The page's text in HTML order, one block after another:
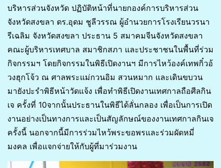
บริหารส่วนจังหวัด ปฏิบัติหน้าที่นายกองค์การบริหารส่วน
จังหวัดสงขลา ดร.อุดม ชูลีวรรณ ผู้อำนวยการโรงเรียนวรนา
รีเฉลิม จังหวัดสงขลา ประธาน 5 สมาคมจีนจังหวัดสงขลา
คณะผู้บริหารเทศบาล สมาชิกสภา และประชาชนในพื้นที่ร่วม
กิจกรรมฯ โดยกิจกรรมในพิธีเปิดงานฯ มีการไหว้องค์เทพกิ๋วอ้
วงฮุกโจ้ว ณ ศาลพระแม่กวนอิม สวนหมาก และเดินขบวน
มายังปะรำพิธีหน้าวัดแจ้ง เพื่อทำพิธีเปิดงานเทศกาลถือศีลกิน
เจ ครั้งที่ 10จากนั้นประธานในพิธีได้ลั่นกลอง เพื่อเป็นการเปิด
งานอย่างเป็นทางการและเป็นสัญลักษณ์ของงานเทศกาลกินเจ
ครั้งนี้ นอกจากนี้มีการร่วมไหว้พระขอพรและร่วมผัดหมี่
มงคล เพื่อแจกจ่ายให้กับผู้ที่มาร่วมงาน